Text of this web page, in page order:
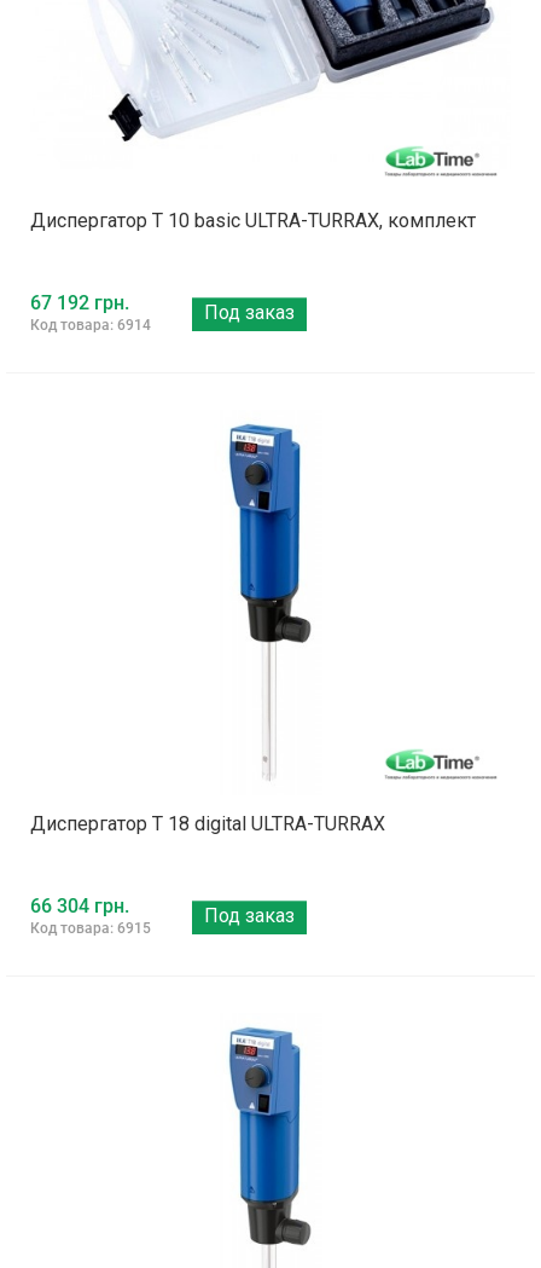
Диспергатор T 10 basic ULTRA-TURRAX, комплект
67 192 грн.
Код товара: 6914
Под заказ
Диспергатор T 18 digital ULTRA-TURRAX
66 304 грн.
Код товара: 6915
Под заказ